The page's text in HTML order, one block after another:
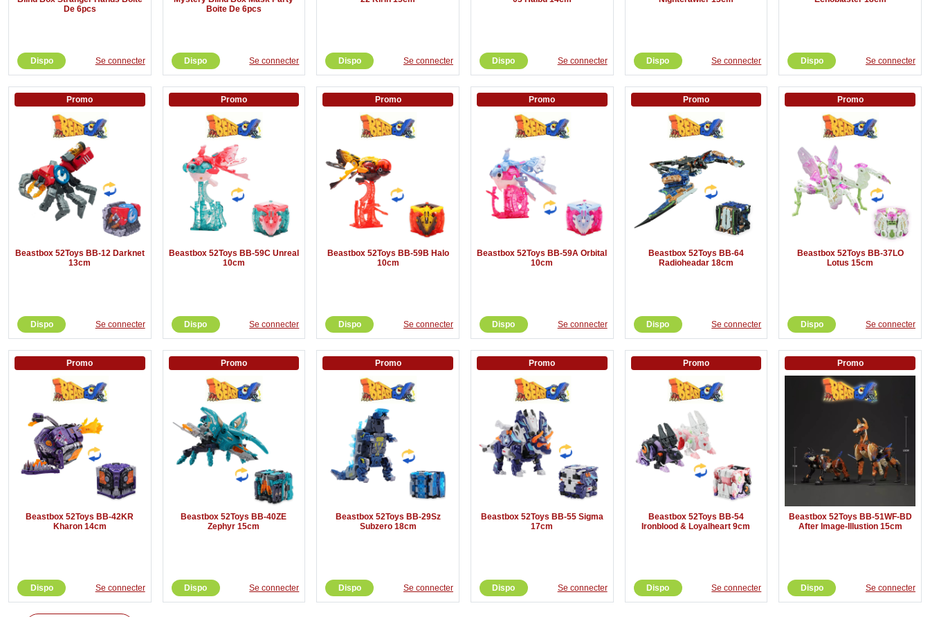
De 6pcs
Dispo Se connecter
Boite De 6pcs
Dispo Se connecter Dispo Se connecter Dispo Se connecter Dispo Se connecter Dispo Se connecter
Promo
Beastbox 52Toys BB-12 Darknet
13cm
Dispo Se connecter
Promo
Beastbox 52Toys BB-59C Unreal
10cm
Dispo Se connecter
Promo
Beastbox 52Toys BB-59B Halo
10cm
Dispo Se connecter
Promo
Beastbox 52Toys BB-59A Orbital
10cm
Dispo Se connecter
Promo
Beastbox 52Toys BB-64
Radioheadar 18cm
Dispo Se connecter
Promo
Beastbox 52Toys BB-37LO
Lotus 15cm
Dispo Se connecter
Promo
Beastbox 52Toys BB-42KR
Kharon 14cm
Dispo Se connecter
Promo
Beastbox 52Toys BB-40ZE
Zephyr 15cm
Dispo Se connecter
Promo
Beastbox 52Toys BB-29Sz
Subzero 18cm
Dispo Se connecter
Promo
Beastbox 52Toys BB-55 Sigma
17cm
Dispo Se connecter
Promo
Beastbox 52Toys BB-54
Ironblood & Loyalheart 9cm
Dispo Se connecter
Promo
Beastbox 52Toys BB-51WF-BD
After Image-Illustion 15cm
Dispo Se connecter